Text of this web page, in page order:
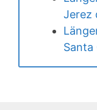
Jerez
Santa